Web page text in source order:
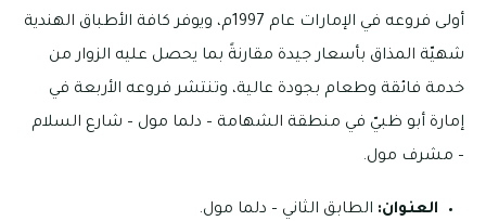
أولى فروعه في الإمارات عام 1997م، ويوفر كافة الأطباق الهندية
شهيّة المذاق بأسعار جيدة مقارنةً بما يحصل عليه الزوار من
خدمة فائقة وطعام بجودة عالية، وتنتشر فروعه الأربعة في
إمارة أبو ظبيّ في منطقة الشهامة – دلما مول – شارع السلام
– مشرف مول.
العنوان: الطابق الثاني – دلما مول.